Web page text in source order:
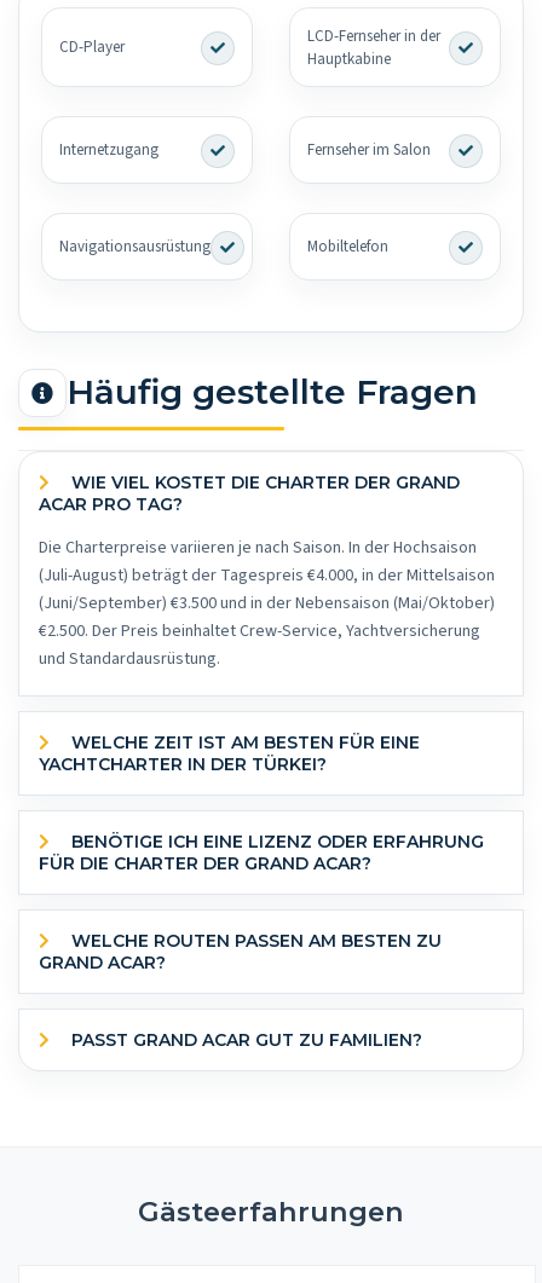
CD-Player
LCD-Fernseher in der
Hauptkabine
Internetzugang Fernseher im Salon
Navigationsausrüstung Mobiltelefon
Häufig gestellte Fragen
ACAR PRO TAG?
Die Charterpreise variieren je nach Saison. In der Hochsaison
(Juli-August) beträgt der Tagespreis €4.000, in der Mittelsaison
(Juni/September) €3.500 und in der Nebensaison (Mai/Oktober)
€2.500. Der Preis beinhaltet Crew-Service, Yachtversicherung
und Standardausrüstung.
YACHTCHARTER IN DER TÜRKEI?
FÜR DIE CHARTER DER GRAND ACAR?
GRAND ACAR?
PASST GRAND ACAR GUT ZU FAMILIEN?
Gästeerfahrungen